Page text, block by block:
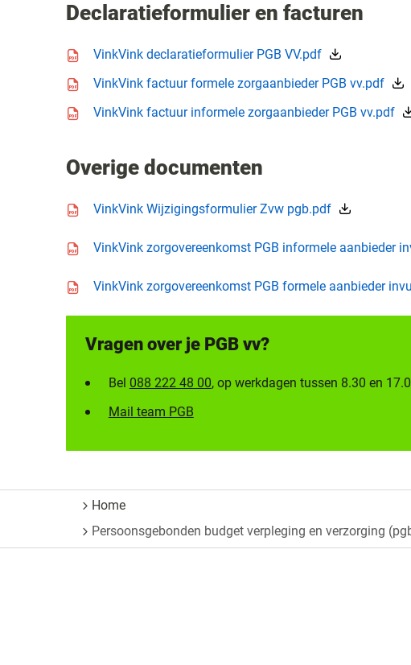
Declaratieformulier en facturen
Icon file type-pdfVinkVink declaratieformulier PGB VV.pdf
Icon file type-pdfVinkVink factuur formele zorgaanbieder PGB vv.pdf
Icon file type-pdfVinkVink factuur informele zorgaanbieder PGB vv.pdf
Overige documenten
Icon file type-pdfVinkVink Wijzigingsformulier Zvw pgb.pdf
Icon file type-pdfVinkVink zorgovereenkomst PGB informele aanbieder
Icon file type-pdfVinkVink zorgovereenkomst PGB formele aanbieder
Vragen over je PGB vv?
Bel 088 222 48 00, op werkdagen tussen 8.30 en
Mail team PGB
Home
Persoonsgebonden budget verpleging en verzorging